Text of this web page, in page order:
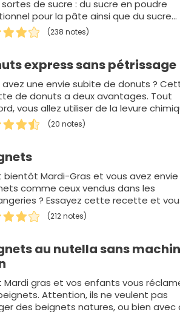
de sucre : du sucre en poudre
pour la pâte ainsi que du sucre
p…
(238 notes)
express sans pétrissage
avez une envie subite de donuts ?
de donuts a deux avantages. Tout
vous allez utiliser de la levure
pas la peine de p…
(20 notes)
bientôt Mardi-Gras et vous avez
comme ceux vendus dans les
? Essayez cette recette et
régaler. Pou…
(212 notes)
au nutella sans
Mardi gras et vos enfants vous
Attention, ils ne veulent pas
des beignets natures, ou bien avec